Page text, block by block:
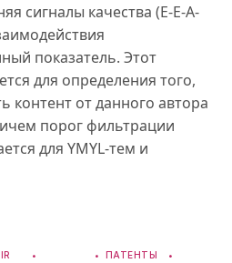
сигналы качества (E-E-A-
показатель. Этот
для определения того,
контент от данного автора
порог фильтрации
для YMYL-тем и
ПАТЕНТЫ